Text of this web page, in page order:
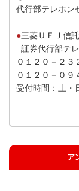
代行部テレホン
●三菱ＵＦＪ信
証券代行部テ
０１２０－２
０１２０－０９
受付時間：土・
ア